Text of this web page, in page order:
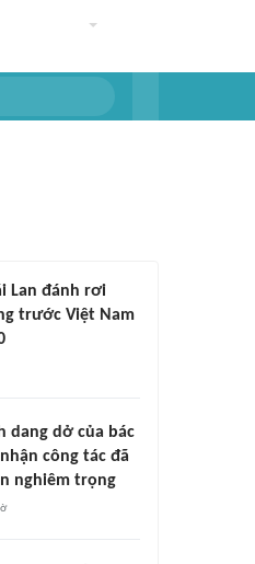
Lan đánh rơi
trước Việt Nam
dang dở của bác
công tác đã
nghiêm trọng